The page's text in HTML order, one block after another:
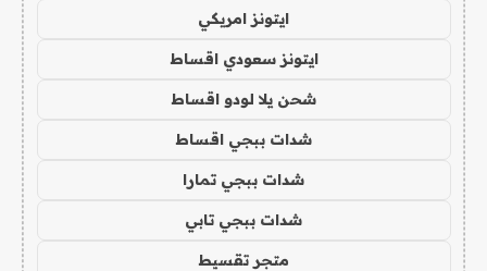
ايتونز امريكي
ايتونز سعودي اقساط
شحن يلا لودو اقساط
شدات ببجي اقساط
شدات ببجي تمارا
شدات ببجي تابي
متجر تقسيط